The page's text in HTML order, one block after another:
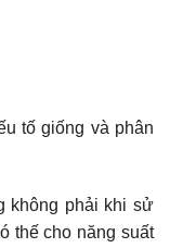
tố giống và phân
không phải khi sử
thế cho năng suất